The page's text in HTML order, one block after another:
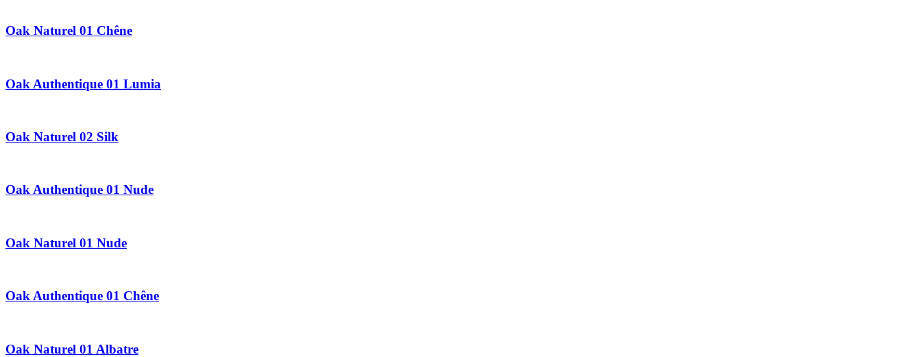
Oak Naturel 01 Chêne
Oak Authentique 01 Lumia
Oak Naturel 02 Silk
Oak Authentique 01 Nude
Oak Naturel 01 Nude
Oak Authentique 01 Chêne
Oak Naturel 01 Albatre